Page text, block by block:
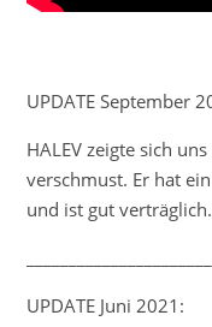
UPDATE September
HALEV zeigte sich
verschmust. Er hat
und ist gut verträglich.
UPDATE Juni 2021: